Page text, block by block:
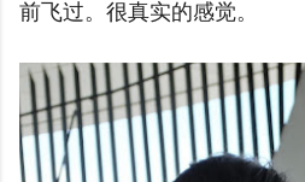
前飞过。很真实的感觉。